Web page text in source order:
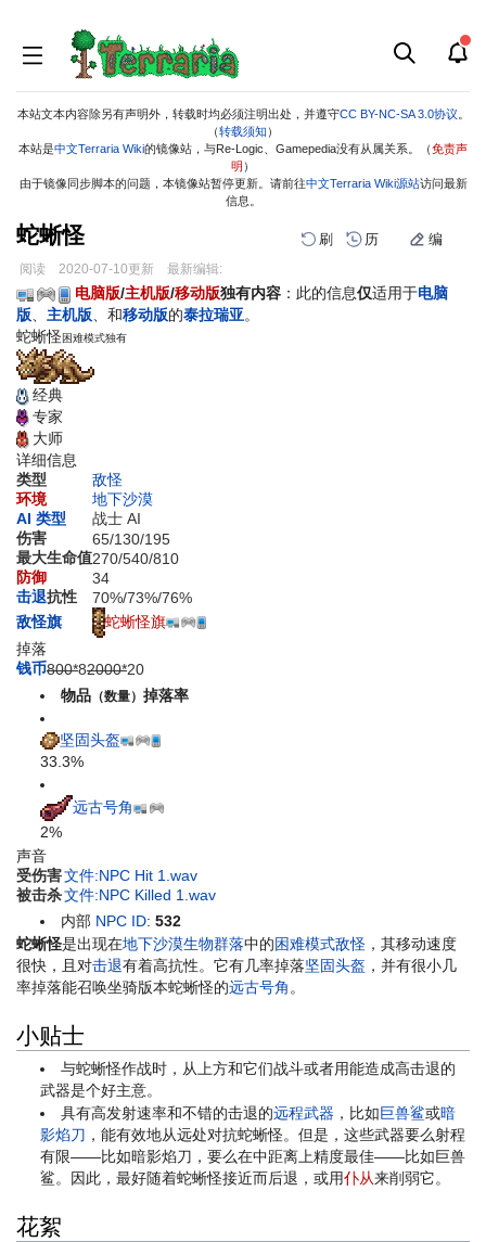
本站文本内容除另有声明外，转载时均必须注明出处，并遵守CC BY-NC-SA 3.0协议
（转载须知 ）
本站是中文Terraria Wiki的镜像站，与Re-Logic、Gamepedia没有从属关系。（免责声
明 ）
由于镜像同步脚本的问题，本镜像站暂停更新。请前往中文Terraria Wiki源站访问最新
信息。
蛇蜥怪 刷 历 编
阅读 2020-07-10更新 最新编辑:
跳
到
导
航
跳
到
搜
索
电脑版/主机版/移动版独有内容 ：此的信息仅适用于电脑
版、 主机版、和移动版的泰拉瑞亚。
蛇蜥怪困难模式独有
经典
专家
大师
详细信息
类型
敌怪
环境
地下沙漠
AI 类型
战士 AI
伤害
65/130/195
最大生命值270/540/810
防御
34
击退抗性 70%/73%/76%
敌怪旗
蛇蜥怪旗
掉落
钱币800*82000*20
物品 （数量）掉落率
坚固头盔
33.3%
远古号角
2%
声音
受伤害文件:NPC Hit 1.wav
被击杀文件:NPC Killed 1.wav
内部 NPC ID:532
蛇蜥怪是出现在地下沙漠生物群落中的困难模式敌怪 ，其移动速度
很快，且对击退有着高抗性。它有几率掉落坚固头盔 ，并有很小几
率掉落能召唤坐骑版本蛇蜥怪的远古号角。
小贴士
与蛇蜥怪作战时，从上方和它们战斗或者用能造成高击退的
武器是个好主意。
具有高发射速率和不错的击退的远程武器 ，比如巨兽鲨或暗
影焰刀 ，能有效地从远处对抗蛇蜥怪。但是，这些武器要么射程
有限——比如暗影焰刀，要么在中距离上精度最佳——比如巨兽
鲨。因此，最好随着蛇蜥怪接近而后退，或用仆从来削弱它。
花絮